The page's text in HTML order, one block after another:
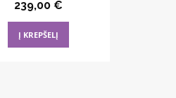
239,00 €
Į KREPŠELĮ